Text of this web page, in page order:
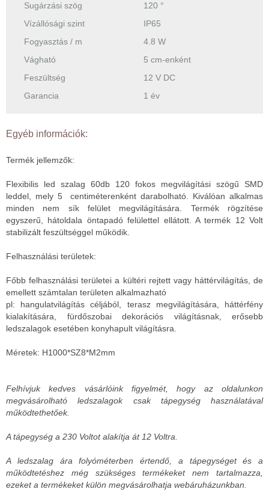
Sugárzási szög
120 °
Vízállósági szint
IP65
Fogyasztás / m
4.8 W
Vágható
5 cm-enként
Feszültség
12 V DC
Garancia
1 év
Egyéb információk:
Termék jellemzők:
Flexibilis led szalag 60db 120 fokos megvilágítási szögű SMD
leddel, mely 5 centiméterenként darabolható. Kiválóan alkalmas
minden nem sík felület megvilágítására. Termék rögzítése
egyszerű, hátoldala öntapadó felülettel ellátott. A termék 12 Volt
stabilizált feszültséggel működik.
Felhasználási területek:
Főbb felhasználási területei a kültéri rejtett vagy háttérvilágítás, de
emellett számtalan területen alkalmazható
pl: hangulatvilágítás céljából, terasz megvilágítására, háttérfény
kialakítására, fürdőszobai dekorációs világításnak, erősebb
ledszalagok esetében konyhapult világításra.
Méretek: H1000*SZ8*M2mm
Felhívjuk kedves vásárlóink figyelmét, hogy az oldalunkon
megvásárolható ledszalagok csak tápegység használatával
működtethetőek.
A tápegység a 230 Voltot alakítja át 12 Voltra.
A ledszalag ára folyóméterben értendő, a tápegységet és a
működtetéshez még szükséges termékeket nem tartalmazza,
ezeket a termékeket külön megvásárolhatja webáruházunkban.